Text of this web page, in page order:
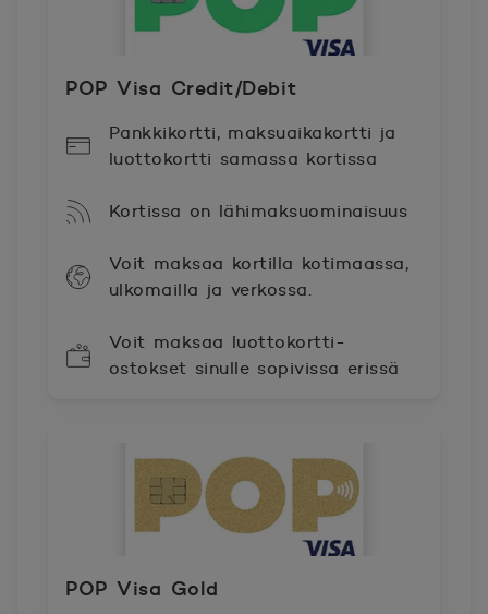
POP Visa Credit/Debit
Pankkikortti, maksuaikakortti ja
luottokortti samassa kortissa
Kortissa on lähimaksuominaisuus
Voit maksaa kortilla kotimaassa,
ulkomailla ja verkossa.
Voit maksaa luottokortti-
ostokset sinulle sopivissa erissä
POP Visa Gold